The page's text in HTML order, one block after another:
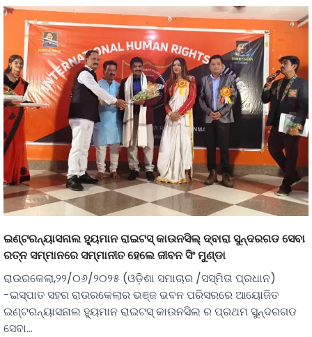
ଇଣ୍ଟରନ୍ୟାସନାଲ ହ୍ୟୁମାନ ରାଇଟସ୍ କାଉନସିଲ୍ ଦ୍ବାରା ସୁନ୍ଦରଗଡ ସେବା
ରତ୍ନ ସମ୍ମାନରେ ସମ୍ମାନୀତ ହେଲେ ଜୀବନ ସିଂ ମୁଣ୍ଡା
ରାଉରକେଲା,୨୨/୦୬/୨୦୨୫ (ଓଡ଼ିଶା ସମାଚାର /ସସ୍ମିତା ପ୍ରଧାନ)
-ଇସ୍ପାତ ସହର ରାଉରକେଲାର ଭଞ୍ଜ ଭବନ ପରିସରରେ ଆୟୋଜିତ
ଇଣ୍ଟରନ୍ୟାସନାଲ ହ୍ୟୁମାନ ରାଇଟସ୍ କାଉନସିଲ ର ପ୍ରଥମ ସୁନ୍ଦରଗଡ
ସେବା…